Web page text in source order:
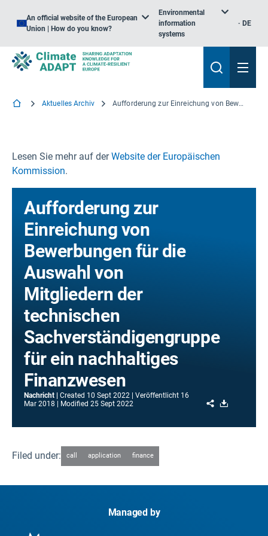
An official website of the European
Union | How do you know?
Environmental
information
systems
DE
Aktuelles Archiv Aufforderung zur Einreichung von Bewerbungen für die Auswahl von Mitgliedern der technischen Sachverständigengruppe für ein nachhaltiges Finanzwesen
Lesen Sie mehr auf derWebsite der Europäischen
Kommission.
Aufforderung zur
Einreichung von
Bewerbungen für die
Auswahl von
Mitgliedern der
technischen
Sachverständigengruppe
für ein nachhaltiges
Finanzwesen
Nachricht Created 10 Sept 2022 Veröffentlicht 16
Mar 2018
Modified 25 Sept 2022 Share
Filed under: call application finance
Managed by